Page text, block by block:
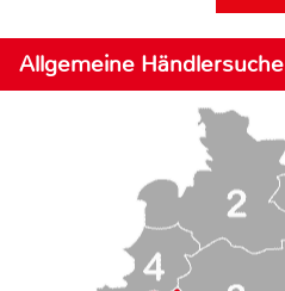
Allgemeine Händlersuche